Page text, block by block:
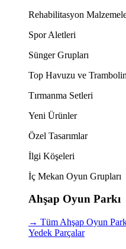
Rehabilitasyon
Spor Aletleri
Sünger Grupları
Top Havuzu ve
Tırmanma Setleri
Yeni Ürünler
Özel Tasarımlar
İlgi Köşeleri
İç Mekan Oyun Grupları
Ahşap Oyun Parkı
→ Tüm Ahşap Oyun
Yedek Parçalar